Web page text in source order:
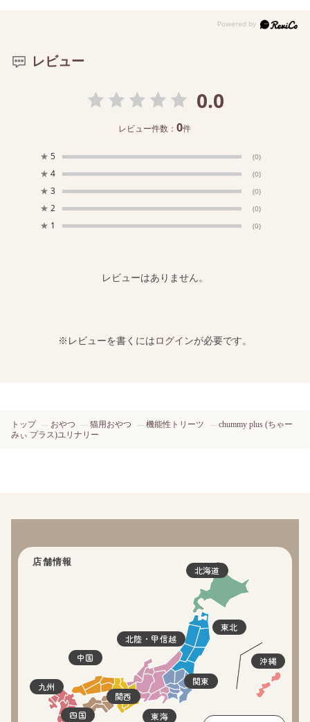
レビュー
0.0
レビュー件数：0件
★ 5 (0)
★ 4 (0)
★ 3 (0)
★ 2 (0)
★ 1 (0)
レビューはありません。
※レビューを書くにはログインが必要です。
トップ おやつ 猫用おやつ 機能性トリーツ
chummy plus (ちゃー
みぃ プラス)ユリナリー
店舗情報
北海道
東北
関東
北陸・甲信越
東海
関西
四国
中国
九州
沖縄